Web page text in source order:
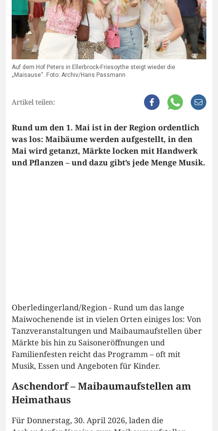
Auf dem Hof Peters in Ellerbrock-Friesoythe steigt wieder die
„Maisause“. Foto: Archiv/Hans Passmann
Artikel teilen:
Rund um den 1. Mai ist in der Region ordentlich
was los: Maibäume werden aufgestellt, in den
Mai wird getanzt, Märkte locken mit Handwerk
und Pflanzen – und dazu gibt’s jede Menge Musik.
Oberledingerland/Region - Rund um das lange
Maiwochenende ist in vielen Orten einiges los: Von
Tanzveranstaltungen und Maibaumaufstellen über
Märkte bis hin zu Saisoneröffnungen und
Familienfesten reicht das Programm – oft mit
Musik, Essen und Angeboten für Kinder.
Aschendorf – Maibaumaufstellen am
Heimathaus
Für Donnerstag, 30. April 2026, laden die